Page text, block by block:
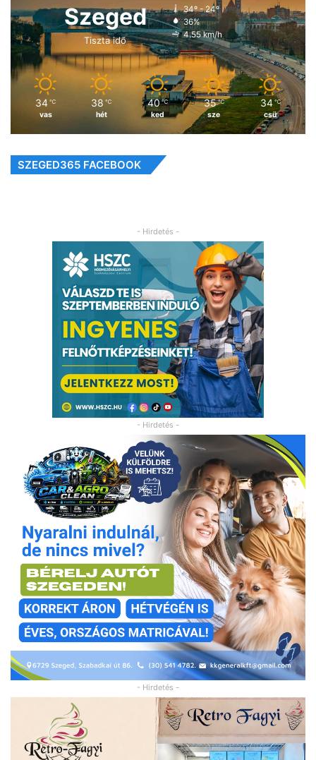
Szeged
Tiszta idő
34º - 24º
36%
4.55 km/h
34 ℃
vas
38 ℃
hét
40 ℃
ked
35 ℃
sze
34 ℃
csü
SZEGED365 FACEBOOK
- Hirdetés -
- Hirdetés -
- Hirdetés -